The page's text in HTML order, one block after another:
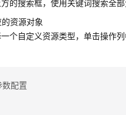
的搜索框，使用关键词搜索全部
资源对象
个自定义资源类型，单击操作
数配置